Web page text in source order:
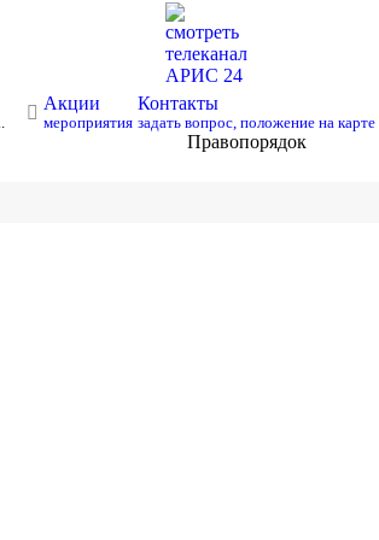
смотреть
телеканал
АРИС 24
Акции
мероприятия
Контакты
задать вопрос, положение на карте
Правопорядок